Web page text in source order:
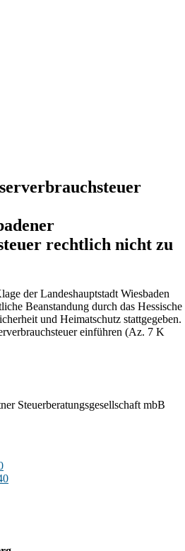
per E-Mail
rechtlich nicht zu
der Landeshauptstadt Wiesbaden
Beanstandung durch das Hessische
und Heimatschutz stattgegeben.
einführen (Az. 7 K
Steuerberatungsgesellschaft mbB